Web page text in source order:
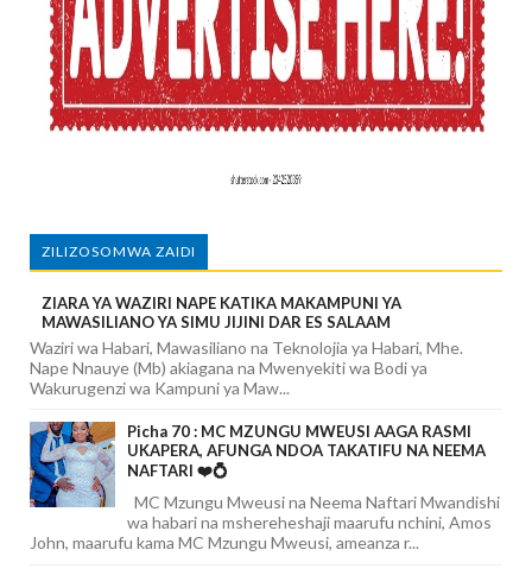
ZILIZOSOMWA ZAIDI
ZIARA YA WAZIRI NAPE KATIKA MAKAMPUNI YA
MAWASILIANO YA SIMU JIJINI DAR ES SALAAM
Waziri wa Habari, Mawasiliano na Teknolojia ya Habari, Mhe.
Nape Nnauye (Mb) akiagana na Mwenyekiti wa Bodi ya
Wakurugenzi wa Kampuni ya Maw...
Picha 70 : MC MZUNGU MWEUSI AAGA RASMI
UKAPERA, AFUNGA NDOA TAKATIFU NA NEEMA
NAFTARI ❤️💍
MC Mzungu Mweusi na Neema Naftari Mwandishi
wa habari na mshereheshaji maarufu nchini, Amos
John, maarufu kama MC Mzungu Mweusi, ameanza r...